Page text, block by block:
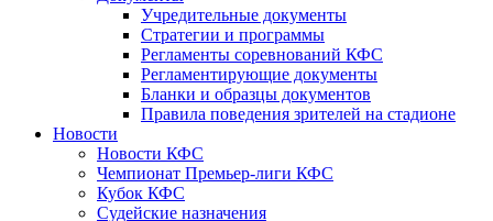
Учредительные документы
Стратегии и программы
Регламенты соревнований КФС
Регламентирующие документы
Бланки и образцы документов
Правила поведения зрителей на стадионе
Новости
Новости КФС
Чемпионат Премьер-лиги КФС
Кубок КФС
Судейские назначения